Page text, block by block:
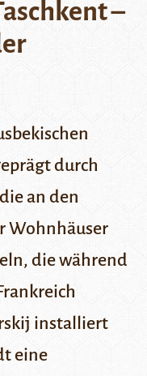
–
durch
an den
Wohnhäuser
die während
installiert
eine